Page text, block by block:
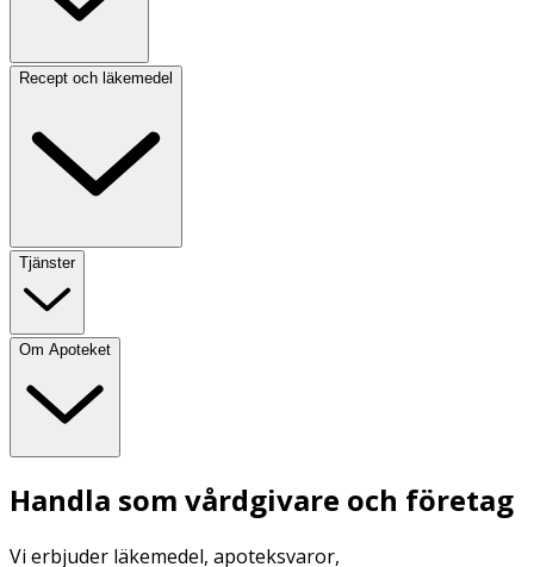
Recept och läkemedel
Tjänster
Om Apoteket
Handla som vårdgivare och företag
Vi erbjuder läkemedel, apoteksvaror,